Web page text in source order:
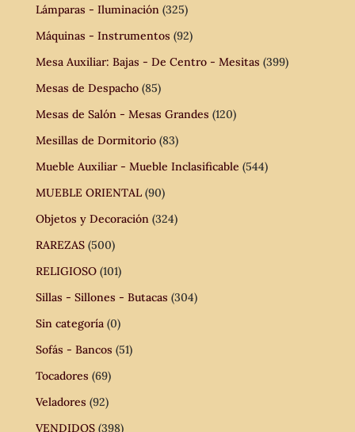
Lámparas - Iluminación (325)
Máquinas - Instrumentos (92)
Mesa Auxiliar: Bajas - De Centro - Mesitas (399)
Mesas de Despacho (85)
Mesas de Salón - Mesas Grandes (120)
Mesillas de Dormitorio (83)
Mueble Auxiliar - Mueble Inclasificable (544)
MUEBLE ORIENTAL (90)
Objetos y Decoración (324)
RAREZAS (500)
RELIGIOSO (101)
Sillas - Sillones - Butacas (304)
Sin categoría (0)
Sofás - Bancos (51)
Tocadores (69)
Veladores (92)
VENDIDOS (398)